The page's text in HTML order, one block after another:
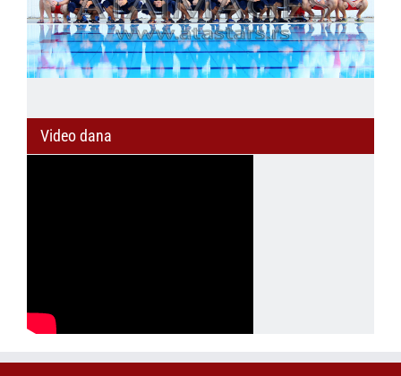
Video dana